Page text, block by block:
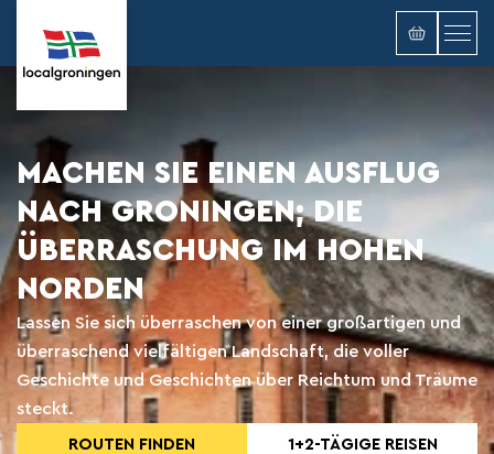
MACHEN SIE EINEN AUSFLUG
NACH GRONINGEN; DIE
ÜBERRASCHUNG IM HOHEN
NORDEN
Lassen Sie sich überraschen von einer großartigen und
überraschend vielfältigen Landschaft, die voller
Geschichte und Geschichten über Reichtum und Träume
steckt.
ROUTEN FINDEN 1+2-TÄGIGE REISEN